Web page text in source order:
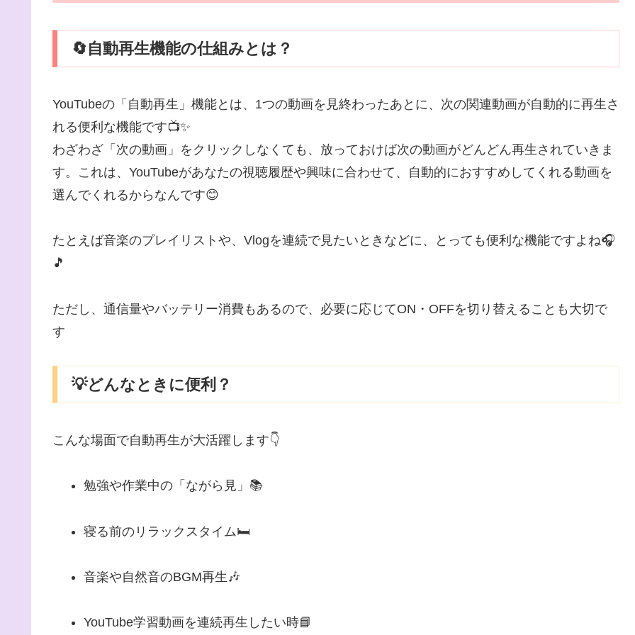
🔄自動再生機能の仕組みとは？
YouTubeの「自動再生」機能とは、1つの動画を見終わったあとに、次の関連動画が自動的に再生さ
れる便利な機能です📺✨
わざわざ「次の動画」をクリックしなくても、放っておけば次の動画がどんどん再生されていきま
す。これは、YouTubeがあなたの視聴履歴や興味に合わせて、自動的におすすめしてくれる動画を
選んでくれるからなんです😊
たとえば音楽のプレイリストや、Vlogを連続で見たいときなどに、とっても便利な機能ですよね🎧
🎵
ただし、通信量やバッテリー消費もあるので、必要に応じてON・OFFを切り替えることも大切で
す
💡どんなときに便利？
こんな場面で自動再生が大活躍します👇
勉強や作業中の「ながら見」📚
寝る前のリラックスタイム🛏️
音楽や自然音のBGM再生🎶
YouTube学習動画を連続再生したい時📘